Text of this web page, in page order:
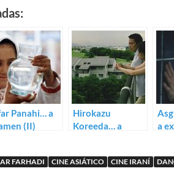
Panahi… a
(II)
Hirokazu
Koreeda… a
a
FARHADI CINE ASIÁTICO CINE IRANÍ